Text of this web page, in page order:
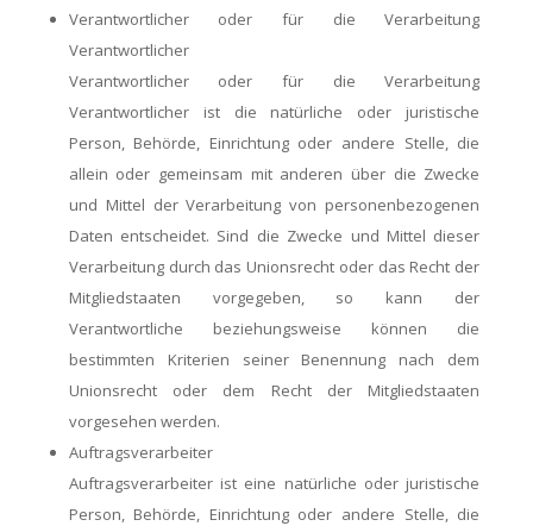
Verantwortlicher oder für die Verarbeitung
Verantwortlicher
Verantwortlicher oder für die Verarbeitung
Verantwortlicher ist die natürliche oder juristische
Person, Behörde, Einrichtung oder andere Stelle, die
allein oder gemeinsam mit anderen über die Zwecke
und Mittel der Verarbeitung von personenbezogenen
Daten entscheidet. Sind die Zwecke und Mittel dieser
Verarbeitung durch das Unionsrecht oder das Recht der
Mitgliedstaaten vorgegeben, so kann der
Verantwortliche beziehungsweise können die
bestimmten Kriterien seiner Benennung nach dem
Unionsrecht oder dem Recht der Mitgliedstaaten
vorgesehen werden.
Auftragsverarbeiter
Auftragsverarbeiter ist eine natürliche oder juristische
Person, Behörde, Einrichtung oder andere Stelle, die